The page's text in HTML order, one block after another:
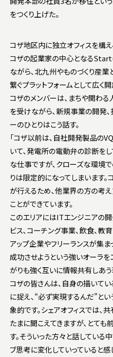
をつくり上げた。
コザ地区内に独立オフィスを構
コザの起業家の中心となる
ながら、北九州やものづくり産業
繋ぐプラットフォームとして広く
コザのメンバーは、まちや関わ
を受けながら、新規事業の開発
ーのひとりはこう話す。
「コザ以前は、自社開発製品の
いて、発電所の電動弁の診断を
な仕事ですが、クローズな環境
りは限定的になってしまいます
が行えるため、他業界の方の考
ことができています。
このエリアにはITエンジニアの
ビス、コーチング事業、飲食、教
アップ企業やフリーランスが集ま
成功させようという強いオーラ
がりも強く互いに情報共有しあう
コザの皆さんは、自身の描いて
に捉え、“必ず実現するんだ”と
象的です。シェアオフィスでは、
たまに聞こえてきますが、とて
す。そういった方々と話している
ブ思考に変化していっていると